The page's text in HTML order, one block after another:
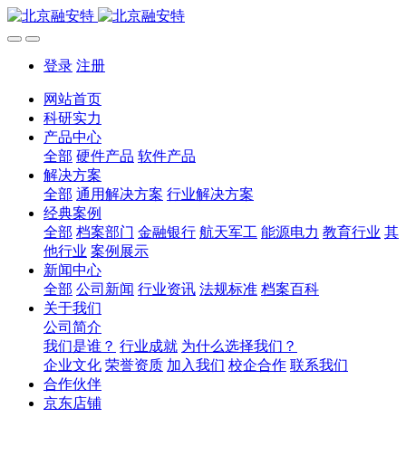
登录 注册
网站首页
科研实力
产品中心
全部 硬件产品 软件产品
解决方案
全部 通用解决方案 行业解决方案
经典案例
全部 档案部门 金融银行 航天军工 能源电力 教育行业 其
他行业 案例展示
新闻中心
全部 公司新闻 行业资讯 法规标准 档案百科
关于我们
公司简介
我们是谁？ 行业成就 为什么选择我们？
企业文化 荣誉资质 加入我们 校企合作 联系我们
合作伙伴
京东店铺